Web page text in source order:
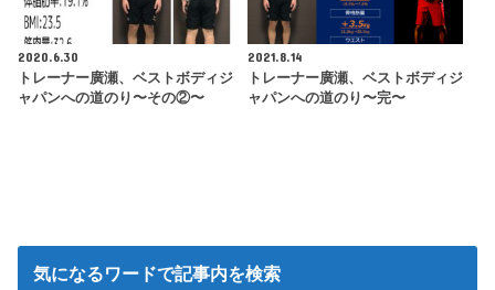
2020.6.30
トレーナー廣瀬、ベストボディジ
ャパンへの道のり〜その②〜
2021.8.14
トレーナー廣瀬、ベストボディジ
ャパンへの道のり〜完〜
気になるワードで記事内を検索